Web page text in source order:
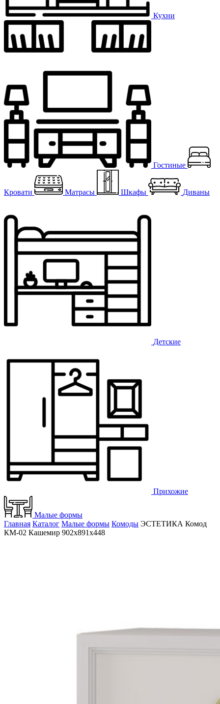
Кухни
Гостиные
Кровати Матрасы Шкафы Диваны
Детские
Прихожие
Малые формы
Главная Каталог Малые формы Комоды ЭСТЕТИКА Комод
КМ-02 Кашемир 902х891х448